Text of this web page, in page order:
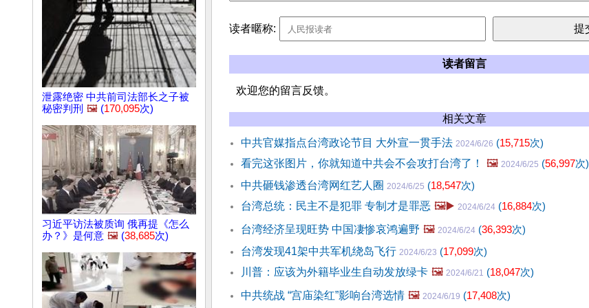
泄露绝密 中共前司法部长之子被
秘密判刑 🖼️ (170,095次)
习近平访法被质询 俄再提《怎么
办？》是何意 🖼️ (38,685次)
读者暱称:
读者留言
欢迎您的留言反馈。
相关文章
中共官媒指点台湾政论节目 大外宣一贯手法 2024/6/26 (15,715次)
看完这张图片，你就知道中共会不会攻打台湾了！
🖼️ 2024/6/25 (56,997次)
中共砸钱渗透台湾网红艺人圈 2024/6/25 (18,547次)
台湾总统：民主不是犯罪 专制才是罪恶 🖼️▶️ 2024/6/24 (16,884次)
台湾经济呈现旺势 中国凄惨哀鸿遍野 🖼️ 2024/6/24 (36,393次)
台湾发现41架中共军机绕岛飞行 2024/6/23 (17,099次)
川普：应该为外籍毕业生自动发放绿卡 🖼️ 2024/6/21 (18,047次)
中共统战 “宫庙染红”影响台湾选情 🖼️ 2024/6/19 (17,408次)